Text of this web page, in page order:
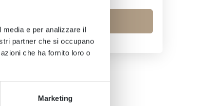
e per analizzare il
partner che si occupano
che ha fornito loro o
Marketing